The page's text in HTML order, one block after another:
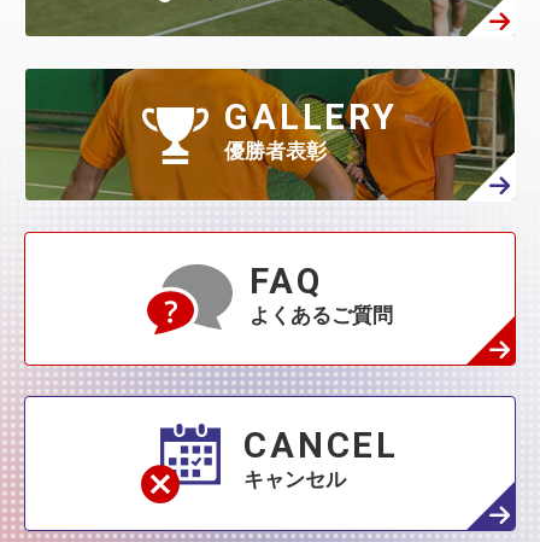
GALLERY
優勝者表彰
FAQ
よくあるご質問
CANCEL
キャンセル